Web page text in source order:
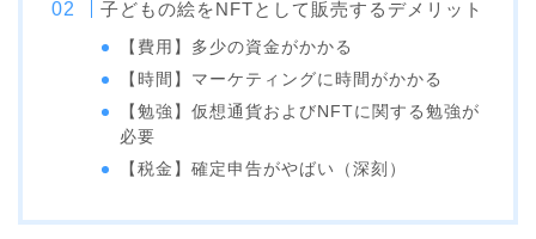
子どもの絵をNFTとして販売するデメリット
【費用】多少の資金がかかる
【時間】マーケティングに時間がかかる
【勉強】仮想通貨およびNFTに関する勉強が
必要
【税金】確定申告がやばい（深刻）